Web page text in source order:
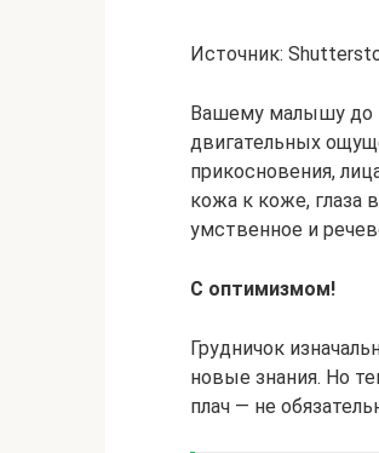
Источник:
Вашему малышу до
двигательных
прикосновения,
кожа к коже, глаза
умственное и
С оптимизмом!
Грудничок
новые знания. Но
плач — не